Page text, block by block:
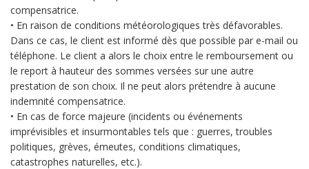
compensatrice.
• En raison de conditions météorologiques très défavorables.
Dans ce cas, le client est informé dès que possible par e-mail ou
téléphone. Le client a alors le choix entre le remboursement ou
le report à hauteur des sommes versées sur une autre
prestation de son choix. Il ne peut alors prétendre à aucune
indemnité compensatrice.
• En cas de force majeure (incidents ou événements
imprévisibles et insurmontables tels que : guerres, troubles
politiques, grèves, émeutes, conditions climatiques,
catastrophes naturelles, etc.).